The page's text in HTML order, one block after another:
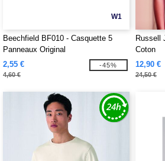
W1
Beechfield BF010 - Casquette 5
Panneaux Original
2,55 €
4,60 €
-45%
Russell
Coton
12,90 €
24,50 €